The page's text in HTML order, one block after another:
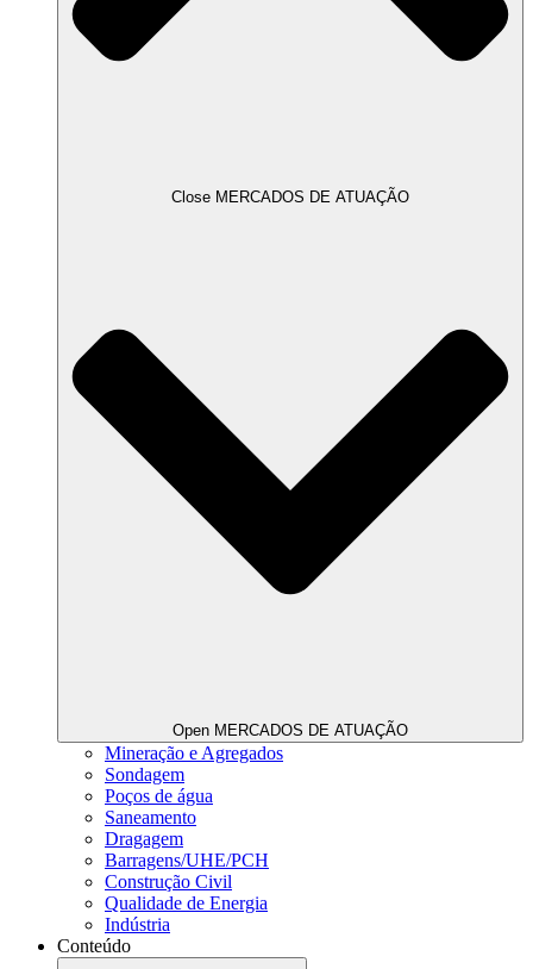
Close MERCADOS DE ATUAÇÃO
Open MERCADOS DE ATUAÇÃO
Mineração e Agregados
Sondagem
Poços de água
Saneamento
Dragagem
Barragens/UHE/PCH
Construção Civil
Qualidade de Energia
Indústria
Conteúdo